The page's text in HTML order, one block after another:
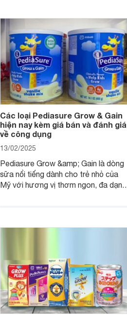
dưỡng có gì đặc biệt? Giá sữa
Meadow Fresh trên thị trường hiện
nay ra sao? Hãy cùng tìm hiểu ngay.
Các loại Pediasure Grow & Gain
hiện nay kèm giá bán và đánh giá
về công dụng
13/02/2025
Pediasure Grow &amp; Gain là dòng
sữa nổi tiếng dành cho trẻ nhỏ của
Mỹ với hương vị thơm ngon, đa dạng
Pediasure Grow &amp; Gain hiện nay